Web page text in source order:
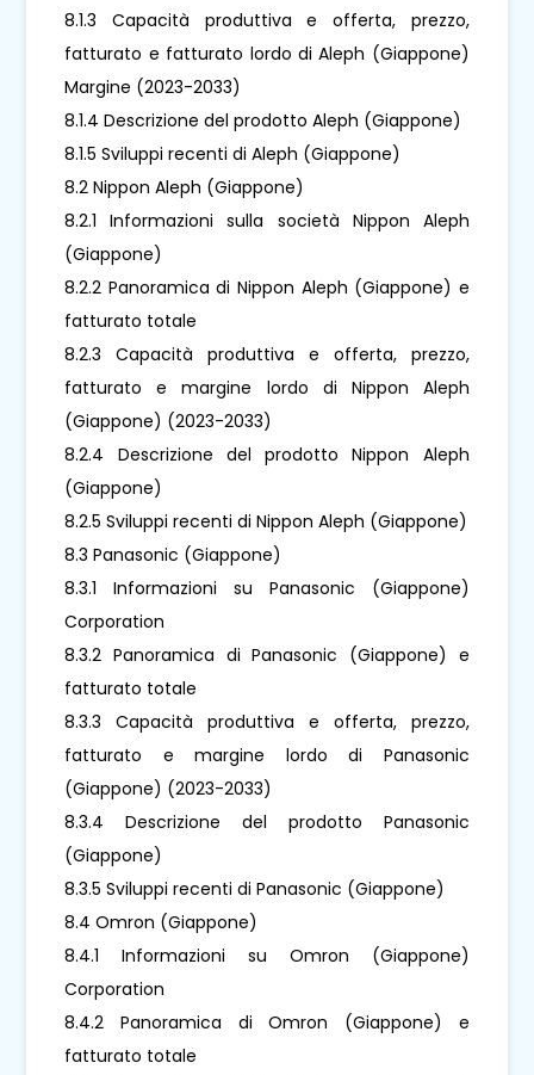
8.1.3 Capacità produttiva e offerta, prezzo,
fatturato e fatturato lordo di Aleph (Giappone)
Margine (2023-2033)
8.1.4 Descrizione del prodotto Aleph (Giappone)
8.1.5 Sviluppi recenti di Aleph (Giappone)
8.2 Nippon Aleph (Giappone)
8.2.1 Informazioni sulla società Nippon Aleph
(Giappone)
8.2.2 Panoramica di Nippon Aleph (Giappone) e
fatturato totale
8.2.3 Capacità produttiva e offerta, prezzo,
fatturato e margine lordo di Nippon Aleph
(Giappone) (2023-2033)
8.2.4 Descrizione del prodotto Nippon Aleph
(Giappone)
8.2.5 Sviluppi recenti di Nippon Aleph (Giappone)
8.3 Panasonic (Giappone)
8.3.1 Informazioni su Panasonic (Giappone)
Corporation
8.3.2 Panoramica di Panasonic (Giappone) e
fatturato totale
8.3.3 Capacità produttiva e offerta, prezzo,
fatturato e margine lordo di Panasonic
(Giappone) (2023-2033)
8.3.4 Descrizione del prodotto Panasonic
(Giappone)
8.3.5 Sviluppi recenti di Panasonic (Giappone)
8.4 Omron (Giappone)
8.4.1 Informazioni su Omron (Giappone)
Corporation
8.4.2 Panoramica di Omron (Giappone) e
fatturato totale